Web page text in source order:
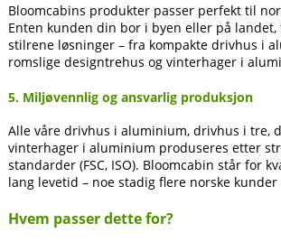
Bloomcabins produkter passer perfekt til
Enten kunden din bor i byen eller på
stilrene løsninger – fra kompakte drivhus i
romslige designtrehus og vinterhager i
5. Miljøvennlig og ansvarlig produksjon
Alle våre drivhus i aluminium, drivhus i tre,
vinterhager i aluminium produseres etter
standarder (FSC, ISO). Bloomcabin står for
lang levetid – noe stadig flere norske
Hvem passer dette for?